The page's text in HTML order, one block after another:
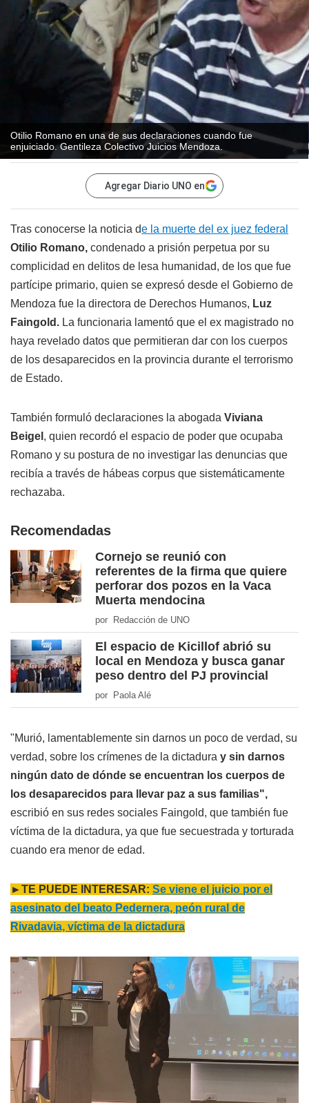
Otilio Romano en una de sus declaraciones cuando fue
enjuiciado. Gentileza Colectivo Juicios Mendoza.
Agregar Diario UNO en
Tras conocerse la noticia de la muerte del ex juez federal
Otilio Romano, condenado a prisión perpetua por su
complicidad en delitos de lesa humanidad, de los que fue
partícipe primario, quien se expresó desde el Gobierno de
Mendoza fue la directora de Derechos Humanos, Luz
Faingold. La funcionaria lamentó que el ex magistrado no
haya revelado datos que permitieran dar con los cuerpos
de los desaparecidos en la provincia durante el terrorismo
de Estado.
También formuló declaraciones la abogada Viviana
Beigel , quien recordó el espacio de poder que ocupaba
Romano y su postura de no investigar las denuncias que
recibía a través de hábeas corpus que sistemáticamente
rechazaba.
Recomendadas
Cornejo se reunió con
referentes de la firma que quiere
perforar dos pozos en la Vaca
Muerta mendocina
por Redacción de UNO
El espacio de Kicillof abrió su
local en Mendoza y busca ganar
peso dentro del PJ provincial
por Paola Alé
"Murió, lamentablemente sin darnos un poco de verdad, su
verdad, sobre los crímenes de la dictadura y sin darnos
ningún dato de dónde se encuentran los cuerpos de
los desaparecidos para llevar paz a sus familias",
escribió en sus redes sociales Faingold, que también fue
víctima de la dictadura, ya que fue secuestrada y torturada
cuando era menor de edad.
►TE PUEDE INTERESAR: Se viene el juicio por el
asesinato del beato Pedernera, peón rural de
Rivadavia, víctima de la dictadura